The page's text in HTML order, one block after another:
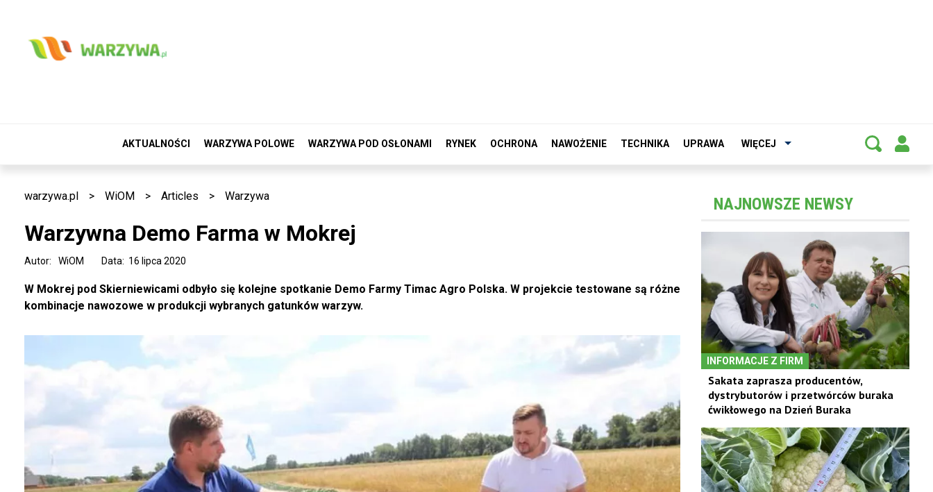
AKTUALNOŚCI WARZYWA POLOWE WARZYWA POD OSŁONAMI RYNEK OCHRONA NAWOŻENIE TECHNIKA UPRAWA WIĘCEJ
warzywa.pl > WiOM > Articles > Warzywa
Warzywna Demo Farma w Mokrej
Data: 16 lipca 2020
Autor: WiOM
W Mokrej pod Skierniewicami odbyło się kolejne spotkanie Demo Farmy Timac Agro Polska. W projekcie testowane są różne
kombinacje nawozowe w produkcji wybranych gatunków warzyw.
NAJNOWSZE NEWSY
INFORMACJE Z FIRM
Sakata zaprasza producentów,
dystrybutorów i przetwórców buraka
ćwikłowego na Dzień Buraka